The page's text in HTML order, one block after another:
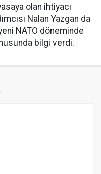
olan ihtiyacı
Nalan Yazgan da
NATO döneminde
bilgi verdi.